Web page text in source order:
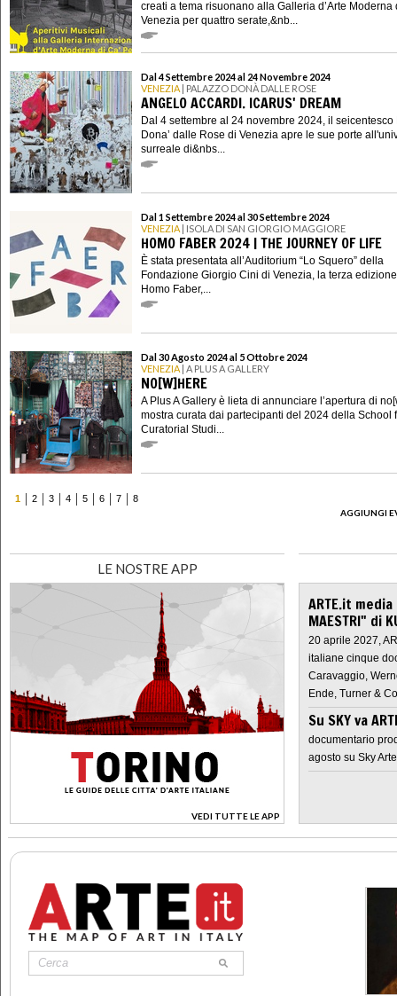
creati a tema risuonano alla Galleria d’Arte Moderna
Venezia per quattro serate,&nb...
Dal 4 Settembre 2024 al 24 Novembre 2024
VENEZIA | PALAZZO DONÀ DALLE ROSE
ANGELO ACCARDI. ICARUS' DREAM
Dal 4 settembre al 24 novembre 2024, il seicentesco
Dona’ dalle Rose di Venezia apre le sue porte
surreale di&nbs...
Dal 1 Settembre 2024 al 30 Settembre 2024
VENEZIA | ISOLA DI SAN GIORGIO MAGGIORE
HOMO FABER 2024 | THE JOURNEY OF LIFE
È stata presentata all’Auditorium “Lo Squero” della
Fondazione Giorgio Cini di Venezia, la terza
Homo Faber,...
Dal 30 Agosto 2024 al 5 Ottobre 2024
VENEZIA | A PLUS A GALLERY
NO[W]HERE
A Plus A Gallery è lieta di annunciare l’apertura di
mostra curata dai partecipanti del 2024 della School
Curatorial Studi...
1 2 3 4 5 6 7
8
AGGIUNGI
LE NOSTRE APP
VEDI TUTTE LE APP
>
ARTE.it
MAESTRI" di
20 aprile 2027,
italiane cinque
Caravaggio,
Ende, Turner &
Su SKY va
documentario
agosto su Sky Arte